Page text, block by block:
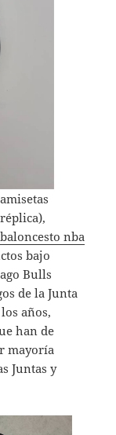
nba
bajo
Bulls
de la Junta
años,
han de
mayoría
Juntas y